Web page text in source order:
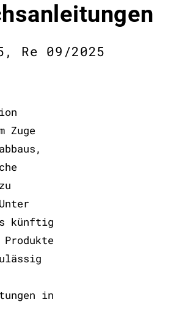
Re 09/2025
Zuge
künftig
in